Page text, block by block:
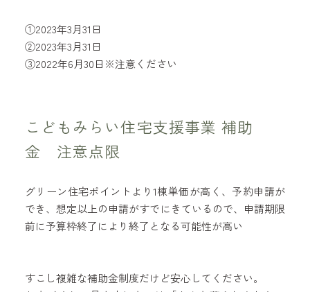
①2023年3月31日
②2023年3月31日
③2022年6月30日※注意ください
こどもみらい住宅支援事業 補助
金 注意点限
グリーン住宅ポイントより1棟単価が高く、予約申請が
でき、想定以上の申請がすでにきているので、申請期限
前に予算枠終了により終了となる可能性が高い
すこし複雑な補助金制度だけど安心してください。